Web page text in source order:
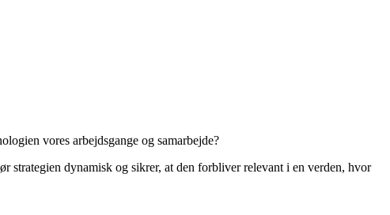
vores arbejdsgange og samarbejde?
strategien dynamisk og sikrer, at den forbliver relevant i en verden, hvor